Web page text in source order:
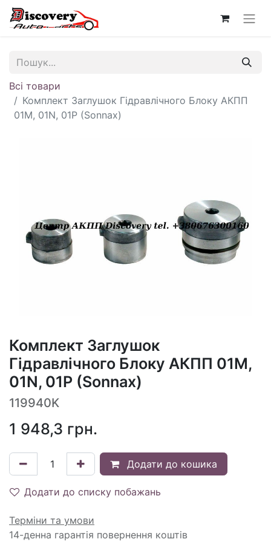
Всі товари
Комплект Заглушок Гідравлічного Блоку АКПП
01M, 01N, 01P (Sonnax)
Комплект Заглушок
Гідравлічного Блоку АКПП 01M,
01N, 01P (Sonnax)
119940K
1 948,3 грн.
Додати до кошика
Додати до списку побажань
Терміни та умови
14-денна гарантія повернення коштів